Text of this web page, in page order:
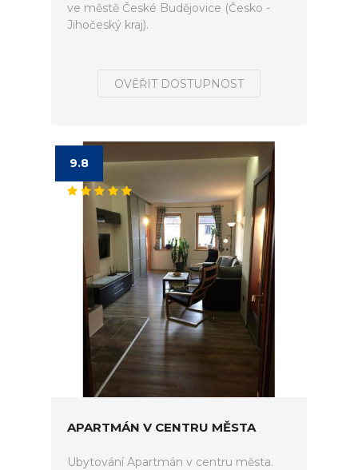
ve městě České Budějovice (Česko -
Jihočeský kraj).
OVĚŘIT DOSTUPNOST
9.8
APARTMÁN V CENTRU MĚSTA
Ubytování Apartmán v centru města.